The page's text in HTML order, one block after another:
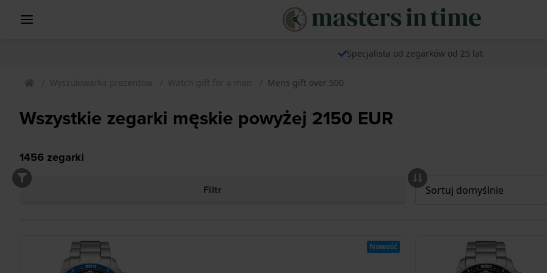
Specjalista od zegarków od 25 lat
Wyszukiwarka prezentow Watch gift for a man Mens gift over 500
Wszystkie zegarki męskie powyżej 2150 EUR
1456 zegarki
Filtr
Nowość